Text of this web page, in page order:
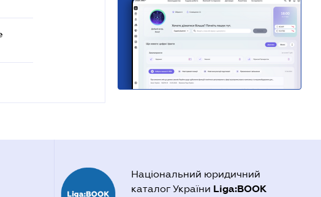
Національний юридичний
каталог України Liga:BOOK